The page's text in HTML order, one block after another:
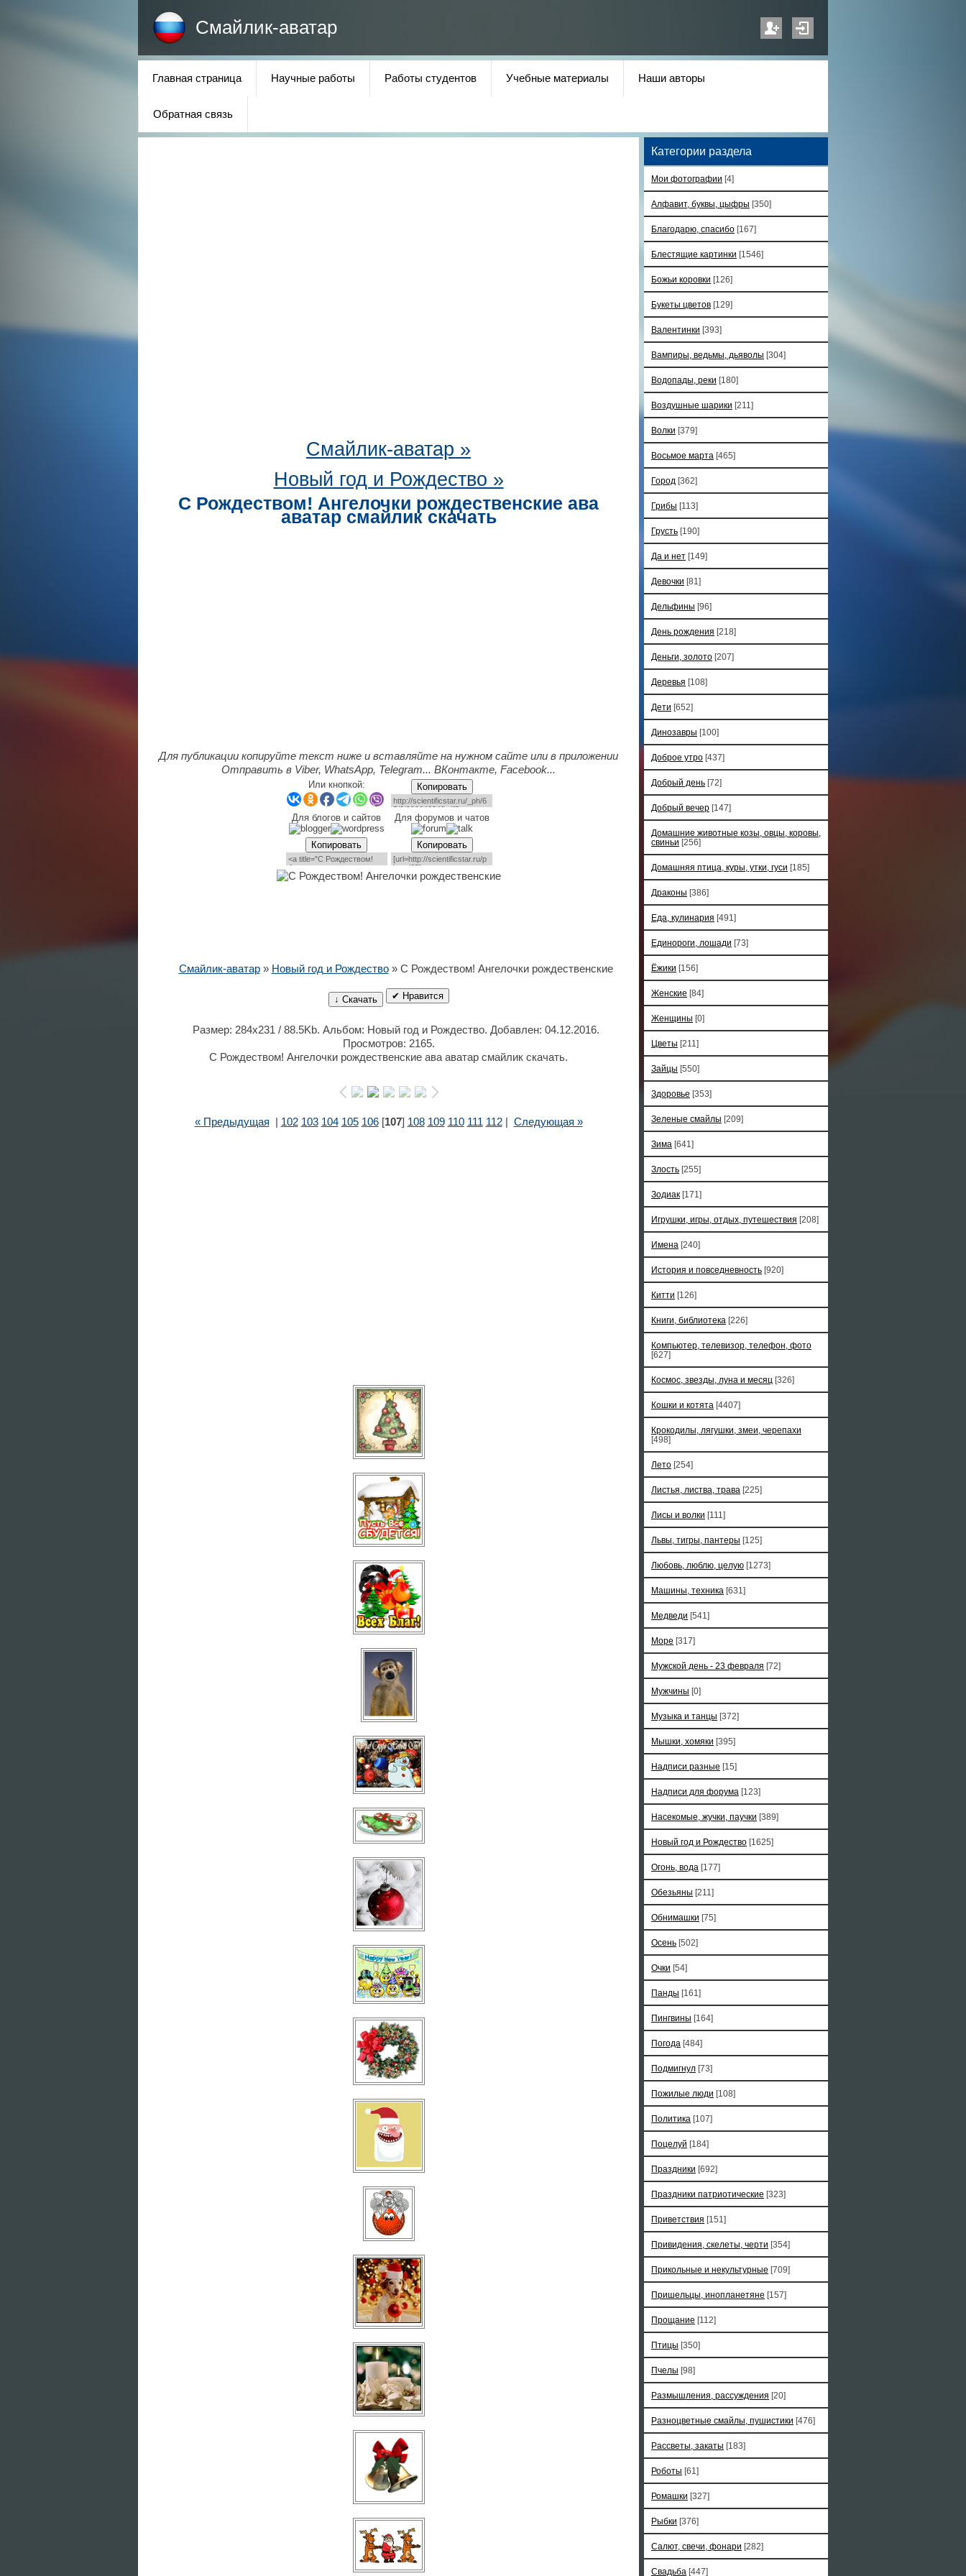
Смайлик-аватар
Главная страница Научные работы Работы студентов Учебные материалы Наши авторы
Обратная связь
Смайлик-аватар »
Новый год и Рождество »
С Рождеством! Ангелочки рождественские ава
аватар смайлик скачать
Для публикации копируйте текст ниже и вставляйте на нужном сайте или в приложении
Отправить в Viber, WhatsApp, Telegram... ВКонтакте, Facebook...
Или кнопкой: Копировать
Для блогов и сайтов Для форумов и чатов
Копировать Копировать
Смайлик-аватар» Новый год и Рождество» С Рождеством! Ангелочки рождественские
↓ Скачать ✔ Нравится
Размер: 284x231 / 88.5Kb. Альбом: Новый год и Рождество. Добавлен: 04.12.2016.
Просмотров: 2165.
С Рождеством! Ангелочки рождественские ава аватар смайлик скачать.
« Предыдущая 102 103 104 105 106[107] 108 109 110 111 112| Следующая »
Категории раздела
Мои фотографии [4]
Алфавит, буквы, цыфры [350]
Благодарю, спасибо [167]
Блестящие картинки [1546]
Божьи коровки [126]
Букеты цветов [129]
Валентинки [393]
Вампиры, ведьмы, дьяволы [304]
Водопады, реки [180]
Воздушные шарики [211]
Волки [379]
Восьмое марта [465]
Город [362]
Грибы [113]
Грусть [190]
Да и нет [149]
Девочки [81]
Дельфины [96]
День рождения [218]
Деньги, золото [207]
Деревья [108]
Дети [652]
Динозавры [100]
Доброе утро [437]
Добрый день [72]
Добрый вечер [147]
Домашние животные козы, овцы, коровы,
свиньи [256]
Домашняя птица, куры, утки, гуси [185]
Драконы [386]
Еда, кулинария [491]
Единороги, лошади [73]
Ёжики [156]
Женские [84]
Женщины [0]
Цветы [211]
Зайцы [550]
Здоровье [353]
Зеленые смайлы [209]
Зима [641]
Злость [255]
Зодиак [171]
Игрушки, игры, отдых, путешествия [208]
Имена [240]
История и повседневность [920]
Китти [126]
Книги, библиотека [226]
Компьютер, телевизор, телефон, фото
[627]
Космос, звезды, луна и месяц [326]
Кошки и котята [4407]
Крокодилы, лягушки, змеи, черепахи
[498]
Лето [254]
Листья, листва, трава [225]
Лисы и волки [111]
Львы, тигры, пантеры [125]
Любовь, люблю, целую [1273]
Машины, техника [631]
Медведи [541]
Море [317]
Мужской день - 23 февраля [72]
Мужчины [0]
Музыка и танцы [372]
Мышки, хомяки [395]
Надписи разные [15]
Надписи для форума [123]
Насекомые, жучки, паучки [389]
Новый год и Рождество [1625]
Огонь, вода [177]
Обезьяны [211]
Обнимашки [75]
Осень [502]
Очки [54]
Панды [161]
Пингвины [164]
Погода [484]
Подмигнул [73]
Пожилые люди [108]
Политика [107]
Поцелуй [184]
Праздники [692]
Праздники патриотические [323]
Приветствия [151]
Привидения, скелеты, черти [354]
Прикольные и некультурные [709]
Пришельцы, инопланетяне [157]
Прощание [112]
Птицы [350]
Пчелы [98]
Размышления, рассуждения [20]
Разноцветные смайлы, пушистики [476]
Рассветы, закаты [183]
Роботы [61]
Ромашки [327]
Рыбки [376]
Салют, свечи, фонари [282]
Свадьба [447]